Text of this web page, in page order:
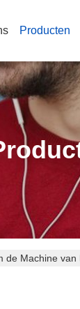
Producten
de Machine